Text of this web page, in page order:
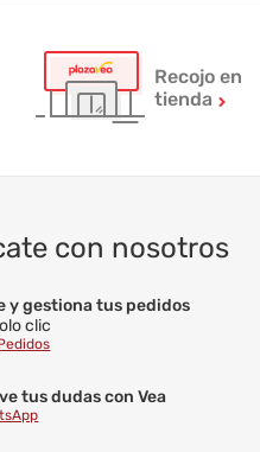
Recojo en
tienda
con nosotros
y gestiona tus pedidos
clic
tus dudas con Vea